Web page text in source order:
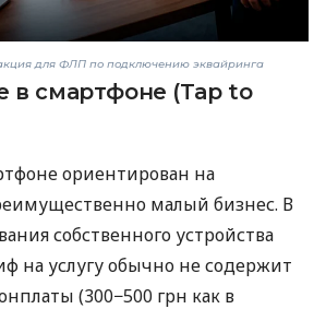
для ФЛП по подключению эквайринга
в смартфоне (Tap to
ориентирован на
малый бизнес. В
собственного устройства
на услугу обычно не содержит
(300−500 грн как в